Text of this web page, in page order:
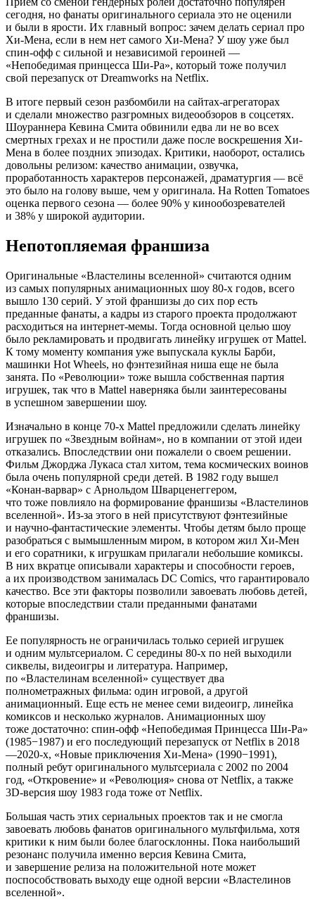
сегодня, но фанаты оригинального сериала это не оценили
и были в ярости. Их главный вопрос: зачем делать сериал про
Хи-Мена, если в нем нет самого Хи-Мена? У шоу уже был
спин-офф с сильной и независимой героиней —
«Непобедимая принцесса Ши-Ра», который тоже получил
свой перезапуск от Dreamworks на Netflix.
В итоге первый сезон разбомбили на сайтах-агрегаторах
и сделали множество разгромных видеообзоров в соцсетях.
Шоураннера Кевина Смита обвинили едва ли не во всех
смертных грехах и не простили даже после воскрешения Хи-
Мена в более поздних эпизодах. Критики, наоборот, остались
довольны релизом: качество анимации, озвучка,
проработанность характеров персонажей, драматургия — всё
это было на голову выше, чем у оригинала. На Rotten Tomatoes
оценка первого сезона — более 90% у кинообозревателей
и 38% у широкой аудитории.
Непотопляемая франшиза
Оригинальные «Властелины вселенной» считаются одним
из самых популярных анимационных шоу 80-х годов, всего
вышло 130 серий. У этой франшизы до сих пор есть
преданные фанаты, а кадры из старого проекта продолжают
расходиться на интернет-мемы. Тогда основной целью шоу
было рекламировать и продвигать линейку игрушек от Mattel.
К тому моменту компания уже выпускала куклы Барби,
машинки Hot Wheels, но фэнтезийная ниша еще не была
занята. По «Революции» тоже вышла собственная партия
игрушек, так что в Mattel наверняка были заинтересованы
в успешном завершении шоу.
Изначально в конце 70-х Mattel предложили сделать линейку
игрушек по «Звездным войнам», но в компании от этой идеи
отказались. Впоследствии они пожалели о своем решении.
Фильм Джорджа Лукаса стал хитом, тема космических воинов
была очень популярной среди детей. В 1982 году вышел
«Конан-варвар» с Арнольдом Шварценеггером,
что тоже повлияло на формирование франшизы «Властелинов
вселенной». Из-за этого в ней присутствуют фэнтезийные
и научно-фантастические элементы. Чтобы детям было проще
разобраться с вымышленным миром, в котором жил Хи-Мен
и его соратники, к игрушкам прилагали небольшие комиксы.
В них вкратце описывали характеры и способности героев,
а их производством занималась DC Comics, что гарантировало
качество. Все эти факторы позволили завоевать любовь детей,
которые впоследствии стали преданными фанатами
франшизы.
Ее популярность не ограничилась только серией игрушек
и одним мультсериалом. С середины 80-х по ней выходили
сиквелы, видеоигры и литература. Например,
по «Властелинам вселенной» существует два
полнометражных фильма: один игровой, а другой
анимационный. Еще есть не менее семи видеоигр, линейка
комиксов и несколько журналов. Анимационных шоу
тоже достаточно: спин-офф «Непобедимая Принцесса Ши-Ра»
(1985−1987) и его последующий перезапуск от Netflix в 2018
—2020-х, «Новые приключения Хи-Мена» (1990−1991),
полный ребут оригинального мультсериала с 2002 по 2004
год, «Откровение» и «Революция» снова от Netflix, а также
3D-версия шоу 1983 года тоже от Netflix.
Большая часть этих сериальных проектов так и не смогла
завоевать любовь фанатов оригинального мультфильма, хотя
критики к ним были более благосклонны. Пока наибольший
резонанс получила именно версия Кевина Смита,
и завершение релиза на положительной ноте может
поспособствовать выходу еще одной версии «Властелинов
вселенной».